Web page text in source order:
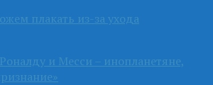
плакать из-за ухода
и Месси – инопланетяне,